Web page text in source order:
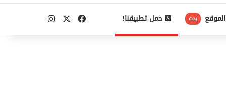
بحث حمل تطبيقنا! فيسبوكانستقرام